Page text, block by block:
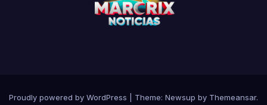
Proudly powered by WordPress Theme: Newsup by Themeansar.